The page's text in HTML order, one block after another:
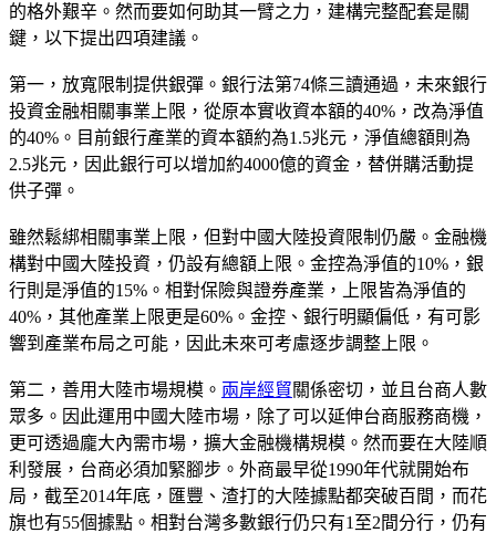
的格外艱辛。然而要如何助其一臂之力，建構完整配套是關
鍵，以下提出四項建議。
第一，放寬限制提供銀彈。銀行法第74條三讀通過，未來銀行
投資金融相關事業上限，從原本實收資本額的40%，改為淨值
的40%。目前銀行產業的資本額約為1.5兆元，淨值總額則為
2.5兆元，因此銀行可以增加約4000億的資金，替併購活動提
供子彈。
雖然鬆綁相關事業上限，但對中國大陸投資限制仍嚴。金融機
構對中國大陸投資，仍設有總額上限。金控為淨值的10%，銀
行則是淨值的15%。相對保險與證券產業，上限皆為淨值的
40%，其他產業上限更是60%。金控、銀行明顯偏低，有可影
響到產業布局之可能，因此未來可考慮逐步調整上限。
第二，善用大陸市場規模。 兩岸經貿關係密切，並且台商人數
眾多。因此運用中國大陸市場，除了可以延伸台商服務商機，
更可透過龐大內需市場，擴大金融機構規模。然而要在大陸順
利發展，台商必須加緊腳步。外商最早從1990年代就開始布
局，截至2014年底，匯豐、渣打的大陸據點都突破百間，而花
旗也有55個據點。相對台灣多數銀行仍只有1至2間分行，仍有